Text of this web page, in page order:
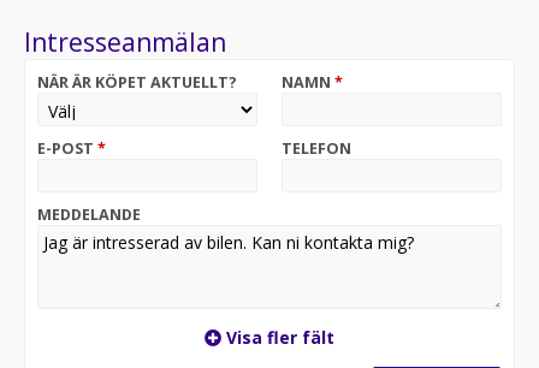
Intresseanmälan
NÄR ÄR KÖPET AKTUELLT? NAMN *
E-POST * TELEFON
MEDDELANDE
Visa fler fält